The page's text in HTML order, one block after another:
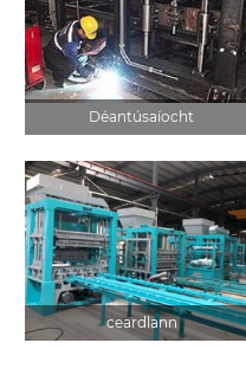
Déantúsaíocht
ceardlann